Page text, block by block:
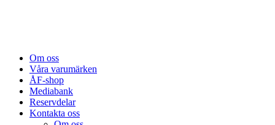
Om oss
Våra varumärken
ÅF-shop
Mediabank
Reservdelar
Kontakta oss